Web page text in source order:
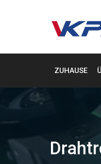
ZUHAUSE